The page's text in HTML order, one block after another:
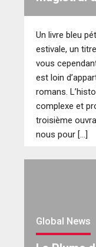
Un livre bleu
estivale, un
vous
est loin
romans.
complexe et
troisième
nous pour […]
Global News